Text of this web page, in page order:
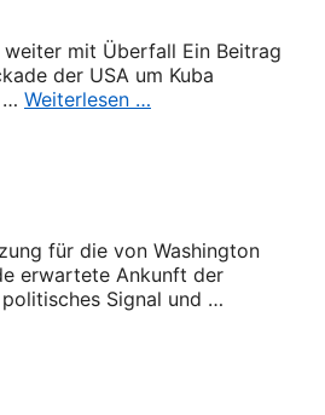
mit Überfall Ein Beitrag
der USA um Kuba
… Weiterlesen …
für die von Washington
erwartete Ankunft der
Signal und …